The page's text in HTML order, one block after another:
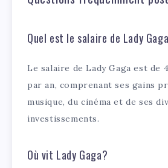
Quel est le salaire de Lady
Le salaire de Lady Gaga est de
par an, comprenant ses gains
musique, du cinéma et de ses
investissements.
Où vit Lady Gaga?